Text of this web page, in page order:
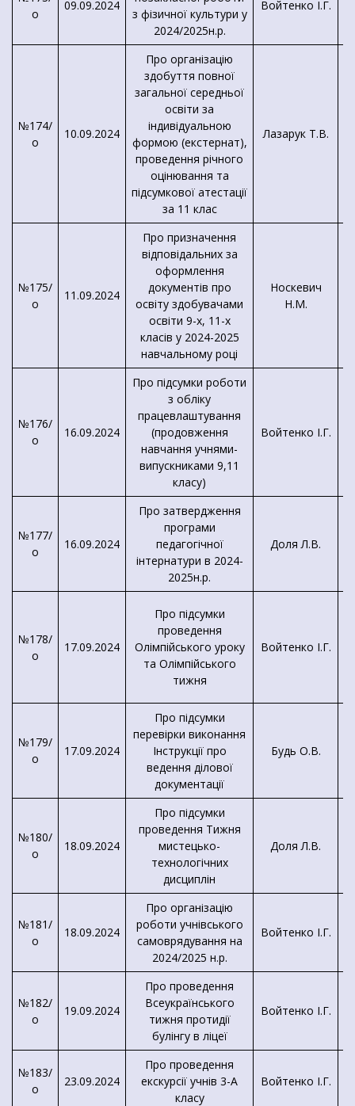
о
09.09.2024
з фізичної культури у
2024/2025н.р.
Войтенко І.Г.
№174/
о
10.09.2024
Про організацію
здобуття повної
загальної середньої
освіти за
індивідуальною
формою (екстернат),
проведення річного
оцінювання та
підсумкової атестації
за 11 клас
Лазарук Т.В.
№175/
о
11.09.2024
Про призначення
відповідальних за
оформлення
документів про
освіту здобувачами
освіти 9-х, 11-х
класів у 2024-2025
навчальному році
Носкевич
Н.М.
№176/
о
16.09.2024
Про підсумки роботи
з обліку
працевлаштування
(продовження
навчання учнями-
випускниками 9,11
класу)
Войтенко І.Г.
№177/
о
16.09.2024
Про затвердження
програми
педагогічної
інтернатури в 2024-
2025н.р.
Доля Л.В.
№178/
о
17.09.2024
Про підсумки
проведення
Олімпійського уроку
та Олімпійського
тижня
Войтенко І.Г.
№179/
о
17.09.2024
Про підсумки
перевірки виконання
Інструкції про
ведення ділової
документації
Будь О.В.
№180/
о
18.09.2024
Про підсумки
проведення Тижня
мистецько-
технологічних
дисциплін
Доля Л.В.
№181/
о
18.09.2024
Про організацію
роботи учнівського
самоврядування на
2024/2025 н.р.
Войтенко І.Г.
№182/
о
19.09.2024
Про проведення
Всеукраїнського
тижня протидії
булінгу в ліцеї
Войтенко І.Г.
№183/
о
23.09.2024
Про проведення
екскурсії учнів 3-А
класу
Войтенко І.Г.